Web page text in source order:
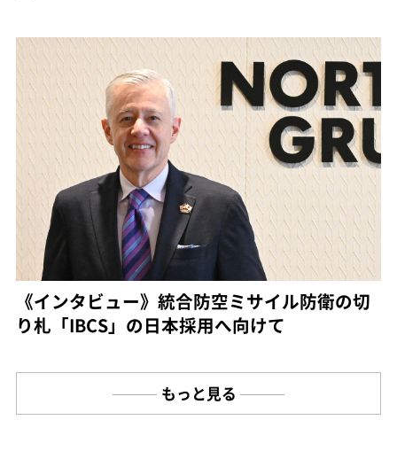
《インタビュー》統合防空ミサイル防衛の切
り札「IBCS」の日本採用へ向けて
もっと見る